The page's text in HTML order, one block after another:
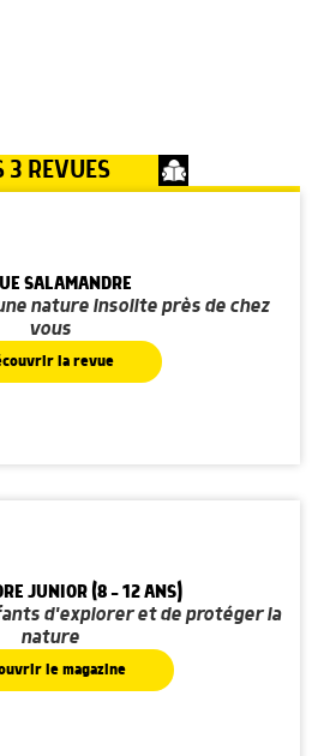
3 REVUES
SALAMANDRE
nature insolite près de chez
vous
la revue
JUNIOR (8 - 12 ANS)
d'explorer et de protéger la
nature
le magazine